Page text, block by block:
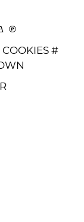
C
#